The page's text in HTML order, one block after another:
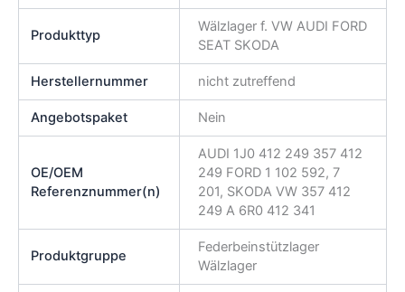
Produkttyp
Wälzlager f. VW AUDI FORD
SEAT SKODA
Herstellernummer nicht zutreffend
Angebotspaket Nein
OE/OEM
Referenznummer(n)
AUDI 1J0 412 249 357 412
249 FORD 1 102 592, 7
201, SKODA VW 357 412
249 A 6R0 412 341
Produktgruppe
Federbeinstützlager
Wälzlager